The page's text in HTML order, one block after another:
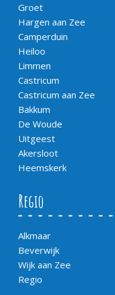
Groet
Hargen aan Zee
Camperduin
Heiloo
Limmen
Castricum
Castricum aan Zee
Bakkum
De Woude
Uitgeest
Akersloot
Heemskerk
Regio
Alkmaar
Beverwijk
Wijk aan Zee
Regio